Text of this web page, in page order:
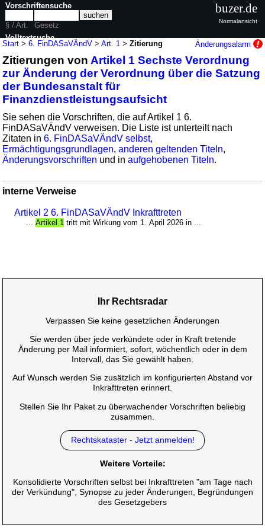
Start >6. FinDASaVÄndV >Art. 1 >Zitierung Änderungsalarm
Zitierungen von Artikel 1 Sechste Verordnung
zur Änderung der Verordnung über die Satzung
der Bundesanstalt für
Finanzdienstleistungsaufsicht
Sie sehen die Vorschriften, die auf Artikel 1 6.
FinDASaVÄndV verweisen. Die Liste ist unterteilt nach
Zitaten in6. FinDASaVÄndV selbst,
Ermächtigungsgrundlagen,anderen geltenden Titeln,
Änderungsvorschriften und inaufgehobenen Titeln.
interne Verweise
Artikel 2 6. FinDASaVÄndV Inkrafttreten
...Artikel 1 tritt mit Wirkung vom 1. April 2026 in ...
Vorschriftensuche
§ / Art.
Gesetz
Volltextsuche
nur in 6. FinDASaVÄndV
buzer.de
Normalansicht
Ihr Rechtsradar
Verpassen Sie keine gesetzlichen Änderungen
Sie werden über jede verkündete oder in Kraft tretende
Änderung per Mail informiert, sofort, wöchentlich oder in dem
Intervall, das Sie gewählt haben.
Auf Wunsch werden Sie zusätzlich im konfigurierten Abstand vor
Inkrafttreten erinnert.
Stellen Sie Ihr Paket zu überwachender Vorschriften beliebig
zusammen.
Rechtskataster - Jetzt anmelden!
Weitere Vorteile:
Konsolidierte Vorschriften selbst bei Inkrafttreten "am Tage nach
der Verkündung", Synopse zu jeder Änderungen, Begründungen
des Gesetzgebers